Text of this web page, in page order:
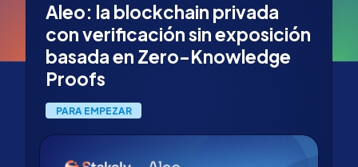
Aleo: la blockchain privada
con verificación sin exposición
basada en Zero-Knowledge
Proofs
PARA EMPEZAR